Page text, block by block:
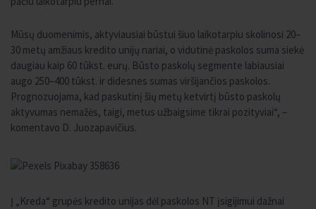
Mūsų duomenimis, aktyviausiai būstui šiuo laikotarpiu skolinosi 20–
30 metų amžiaus kredito unijų nariai, o vidutinė paskolos suma siekė
daugiau kaip 60 tūkst. eurų. Būsto paskolų segmente labiausiai
augo 250–400 tūkst. ir didesnes sumas viršijančios paskolos.
Prognozuojama, kad paskutinį šių metų ketvirtį būsto paskolų
aktyvumas nemažės, taigi, metus užbaigsime tikrai pozityviai“, –
komentavo D. Juozapavičius.
Į „Kreda“ grupės kredito unijas dėl paskolos NT įsigijimui dažnai